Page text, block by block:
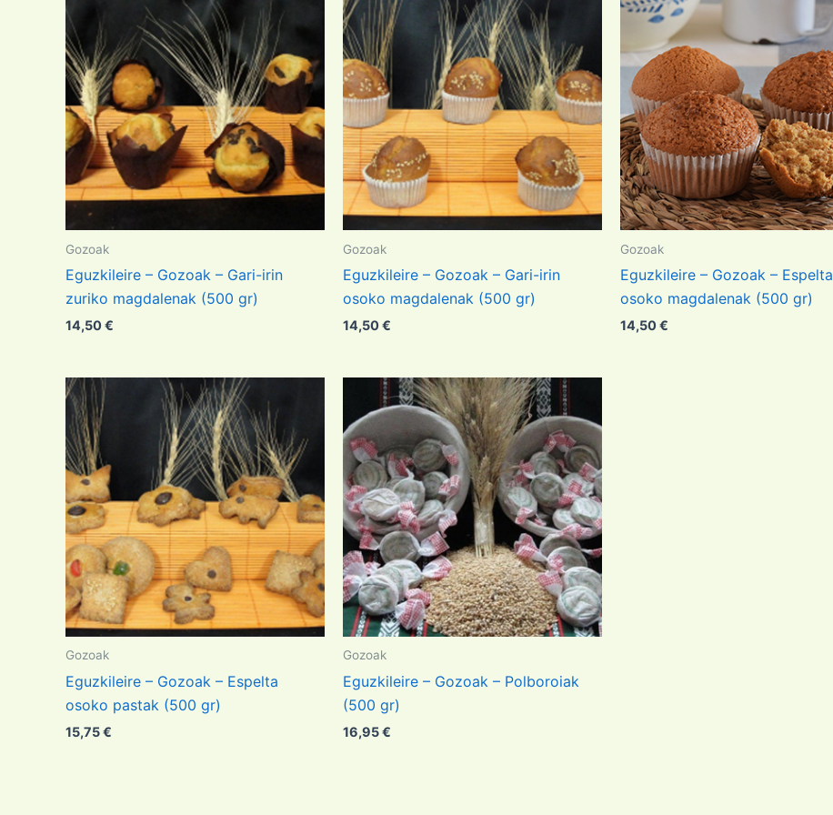
Gozoak
Eguzkileire – Gozoak – Gari-irin
zuriko magdalenak (500 gr)
14,50€
Gozoak
Eguzkileire – Gozoak – Gari-irin
osoko magdalenak (500 gr)
14,50€
Gozoak
Eguzkileire – Gozoak – Espelta
osoko magdalenak (500 gr)
14,50€
Gozoak
Eguzkileire – Gozoak – Espelta
osoko pastak (500 gr)
15,75€
Gozoak
Eguzkileire – Gozoak – Polboroiak
(500 gr)
16,95€